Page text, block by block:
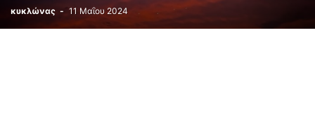
κυκλώνας - 11 Μαΐου 2024